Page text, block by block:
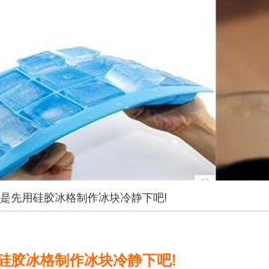
先用硅胶冰格制作冰块冷静下吧!
胶冰格制作冰块冷静下吧!